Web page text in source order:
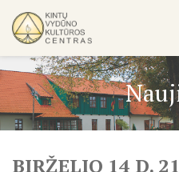
BIRŽELIO 14 D.